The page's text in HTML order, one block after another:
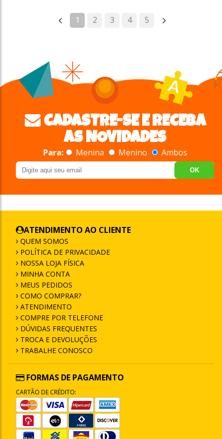
1 2 3 4 5
CADASTRE-SE E RECEBA
AS NOVIDADES
Para: Menina Menino Ambos
OK
ATENDIMENTO AO CLIENTE
QUEM SOMOS
POLÍTICA DE PRIVACIDADE
NOSSA LOJA FÍSICA
MINHA CONTA
MEUS PEDIDOS
COMO COMPRAR?
ATENDIMENTO
COMPRE POR TELEFONE
DÚVIDAS FREQUENTES
TROCA E DEVOLUÇÕES
TRABALHE CONOSCO
FORMAS DE PAGAMENTO
CARTÃO DE CRÉDITO: